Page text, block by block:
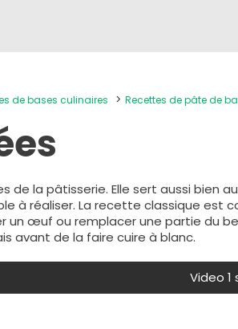
de bases culinaires Recettes de pâte de
de la pâtisserie. Elle sert aussi bien
à réaliser. La recette classique est
un œuf ou remplacer une partie du
avant de la faire cuire à blanc.
Video 1